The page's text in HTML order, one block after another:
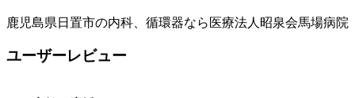
鹿児島県日置市の内科、循環器なら医療法人昭泉会馬場病院
ユーザーレビュー